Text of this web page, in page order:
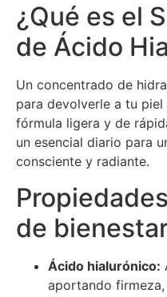
¿Qué es el
de Ácido
Un concentrado de
para devolverle a tu
fórmula ligera y de
un esencial diario para
consciente y radiante.
de
Ácido hialurónico:
aportando